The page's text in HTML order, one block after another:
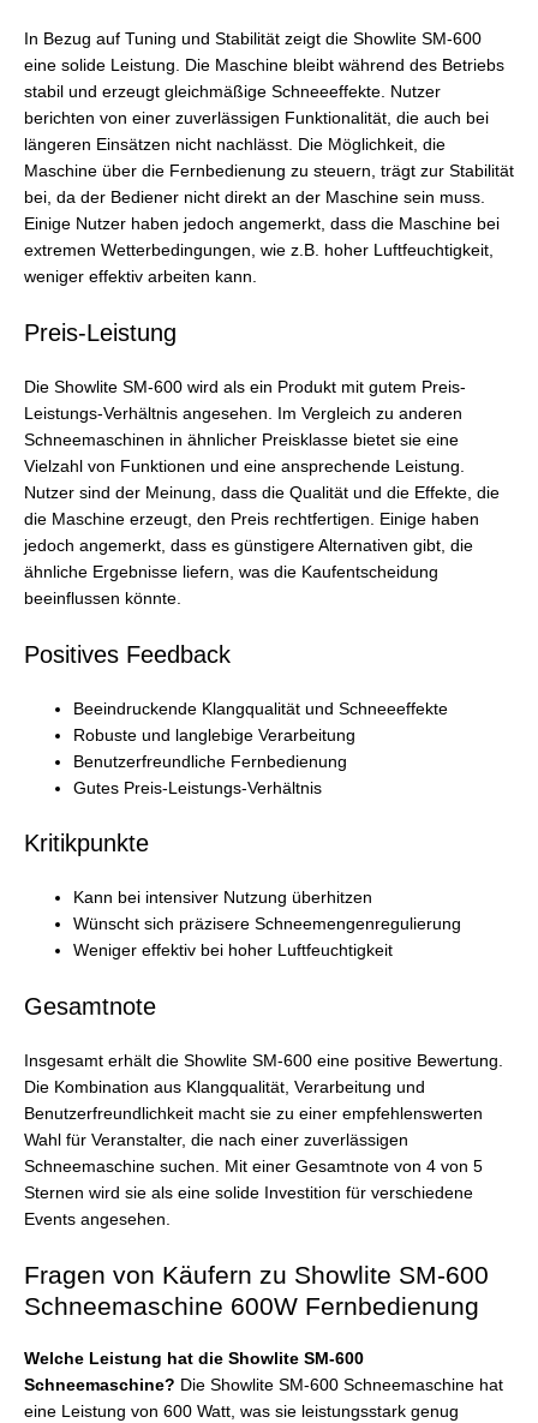
In Bezug auf Tuning und Stabilität zeigt die Showlite SM-600
eine solide Leistung. Die Maschine bleibt während des Betriebs
stabil und erzeugt gleichmäßige Schneeeffekte. Nutzer
berichten von einer zuverlässigen Funktionalität, die auch bei
längeren Einsätzen nicht nachlässt. Die Möglichkeit, die
Maschine über die Fernbedienung zu steuern, trägt zur Stabilität
bei, da der Bediener nicht direkt an der Maschine sein muss.
Einige Nutzer haben jedoch angemerkt, dass die Maschine bei
extremen Wetterbedingungen, wie z.B. hoher Luftfeuchtigkeit,
weniger effektiv arbeiten kann.
Preis-Leistung
Die Showlite SM-600 wird als ein Produkt mit gutem Preis-
Leistungs-Verhältnis angesehen. Im Vergleich zu anderen
Schneemaschinen in ähnlicher Preisklasse bietet sie eine
Vielzahl von Funktionen und eine ansprechende Leistung.
Nutzer sind der Meinung, dass die Qualität und die Effekte, die
die Maschine erzeugt, den Preis rechtfertigen. Einige haben
jedoch angemerkt, dass es günstigere Alternativen gibt, die
ähnliche Ergebnisse liefern, was die Kaufentscheidung
beeinflussen könnte.
Positives Feedback
Beeindruckende Klangqualität und Schneeeffekte
Robuste und langlebige Verarbeitung
Benutzerfreundliche Fernbedienung
Gutes Preis-Leistungs-Verhältnis
Kritikpunkte
Kann bei intensiver Nutzung überhitzen
Wünscht sich präzisere Schneemengenregulierung
Weniger effektiv bei hoher Luftfeuchtigkeit
Gesamtnote
Insgesamt erhält die Showlite SM-600 eine positive Bewertung.
Die Kombination aus Klangqualität, Verarbeitung und
Benutzerfreundlichkeit macht sie zu einer empfehlenswerten
Wahl für Veranstalter, die nach einer zuverlässigen
Schneemaschine suchen. Mit einer Gesamtnote von 4 von 5
Sternen wird sie als eine solide Investition für verschiedene
Events angesehen.
Fragen von Käufern zu Showlite SM-600
Schneemaschine 600W Fernbedienung
Welche Leistung hat die Showlite SM-600
Schneemaschine? Die Showlite SM-600 Schneemaschine hat
eine Leistung von 600 Watt, was sie leistungsstark genug